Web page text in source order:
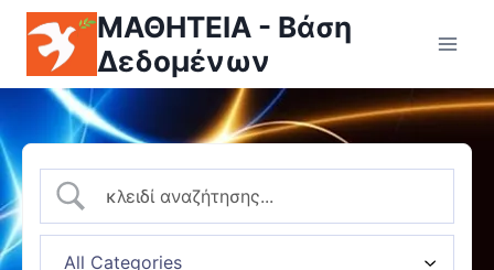
ΜΑΘΗΤΕΙΑ - Βάση
Δεδομένων